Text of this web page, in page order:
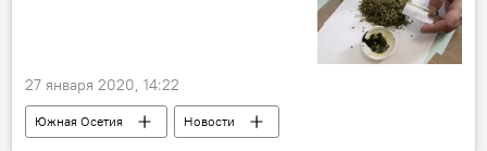
27 января 2020, 14:22
Южная Осетия Новости